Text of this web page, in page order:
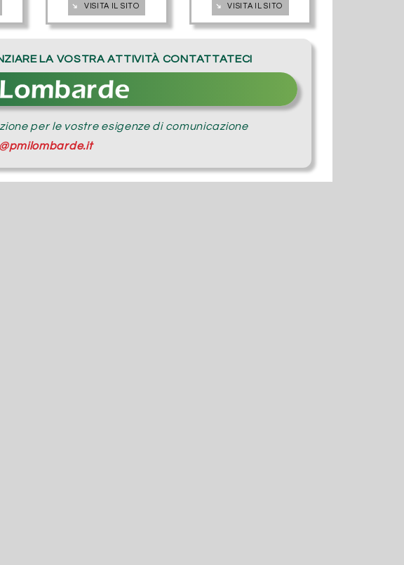
➔ VISITA IL SITO ➔ VISITA IL SITO
LA VOSTRA ATTIVITÀ CONTATTATECI
per le vostre esigenze di comunicazione